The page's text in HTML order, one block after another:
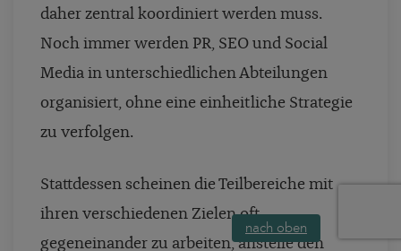
daher zentral koordiniert werden muss.
Noch immer werden PR, SEO und Social
Media in unterschiedlichen Abteilungen
organisiert, ohne eine einheitliche Strategie
zu verfolgen.
Stattdessen scheinen die Teilbereiche mit
ihren verschiedenen Zielen oft
gegeneinander zu arbeiten, anstelle den
nach oben